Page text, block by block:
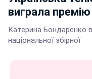
виграла
Катерина Бондаренко
національної збірної